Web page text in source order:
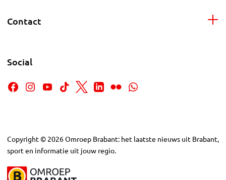
Contact
Social
Copyright © 2026Omroep Brabant: het laatste nieuws uit Brabant,
sport en informatie uit jouw regio.